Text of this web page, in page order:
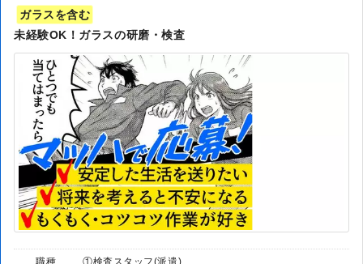
ガラスを含む
未経験OK！ガラスの研磨・検査
職種 ①検査スタッフ(派遣)